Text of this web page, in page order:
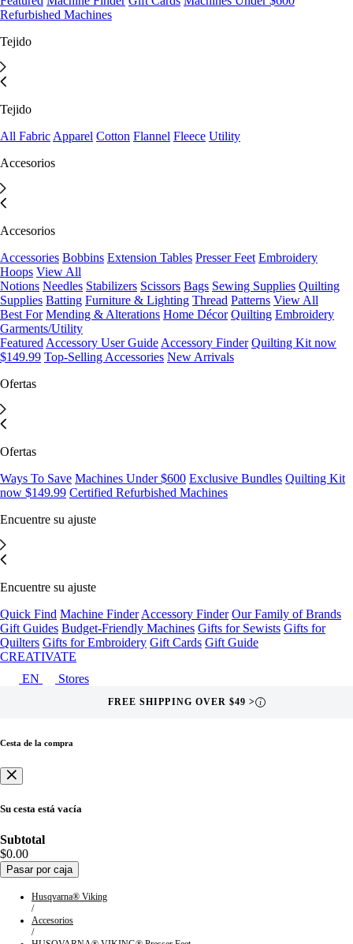
Refurbished Machines
Tejido
Tejido
All Fabric Apparel Cotton Flannel Fleece Utility
Accesorios
Accesorios
Accessories Bobbins Extension Tables Presser Feet Embroidery
Hoops View All
Notions Needles Stabilizers Scissors Bags Sewing Supplies Quilting
Supplies Batting Furniture & Lighting Thread Patterns View All
Best For Mending & Alterations Home Décor Quilting Embroidery
Garments/Utility
Featured Accessory User Guide Accessory Finder Quilting Kit now
$149.99 Top-Selling Accessories New Arrivals
Ofertas
Ofertas
Ways To Save Machines Under $600 Exclusive Bundles Quilting Kit
now $149.99 Certified Refurbished Machines
Encuentre su ajuste
Encuentre su ajuste
Quick Find Machine Finder Accessory Finder Our Family of Brands
Gift Guides Budget-Friendly Machines Gifts for Sewists Gifts for
Quilters Gifts for Embroidery Gift Cards Gift Guide
CREATIVATE
EN
Stores
FREE SHIPPING OVER $49 > i
Cesta de la compra
Su cesta está vacía
Subtotal
$0.00
Pasar por caja
Husqvarna® Viking
/
Accesorios
/